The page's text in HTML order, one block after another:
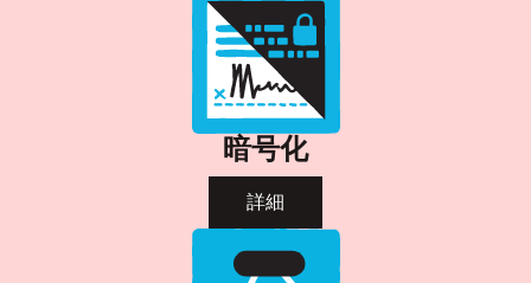
暗号化
詳細